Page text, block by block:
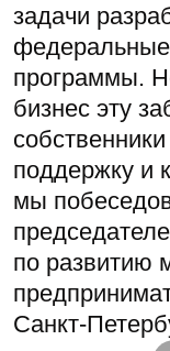
задачи
программы.
бизнес эту
поддержку и
мы
по развитию
Санкт-